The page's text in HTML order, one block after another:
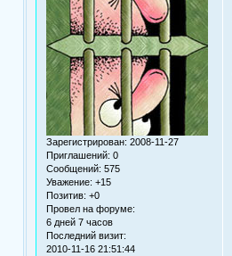
Зарегистрирован: 2008-11-27
Приглашений: 0
Сообщений: 575
Уважение: +15
Позитив: +0
Провел на форуме:
6 дней 7 часов
Последний визит:
2010-11-16 21:51:44